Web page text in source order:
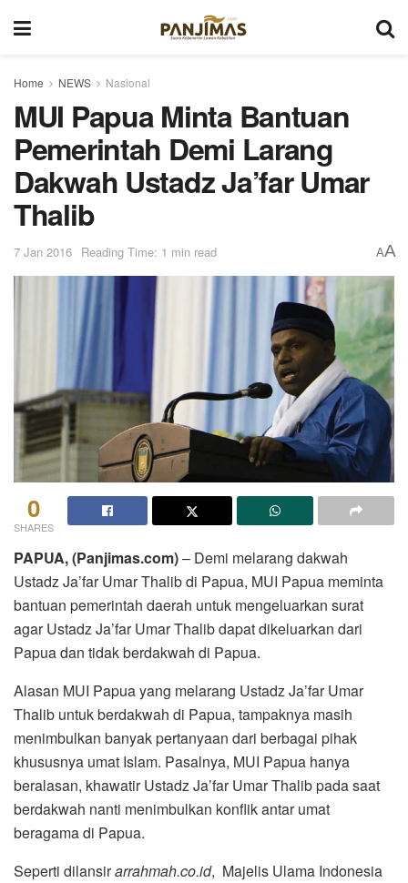
Home NEWS Nasional
MUI Papua Minta Bantuan
Pemerintah Demi Larang
Dakwah Ustadz Ja’far Umar
Thalib
7 Jan 2016 Reading Time: 1 min read AA
0
SHARES
PAPUA, (Panjimas.com)– Demi melarang dakwah
Ustadz Ja’far Umar Thalib di Papua, MUI Papua meminta
bantuan pemerintah daerah untuk mengeluarkan surat
agar Ustadz Ja’far Umar Thalib dapat dikeluarkan dari
Papua dan tidak berdakwah di Papua.
Alasan MUI Papua yang melarang Ustadz Ja’far Umar
Thalib untuk berdakwah di Papua, tampaknya masih
menimbulkan banyak pertanyaan dari berbagai pihak
khususnya umat Islam. Pasalnya, MUI Papua hanya
beralasan, khawatir Ustadz Ja’far Umar Thalib pada saat
berdakwah nanti menimbulkan konflik antar umat
beragama di Papua.
Seperti dilansirarrahmah.co.id, Majelis Ulama Indonesia